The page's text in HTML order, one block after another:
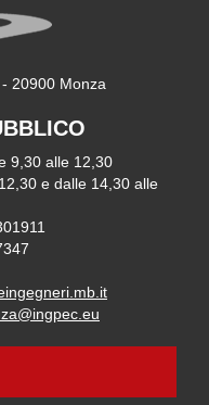
20900 Monza
9,30 alle 12,30
e dalle 14,30 alle